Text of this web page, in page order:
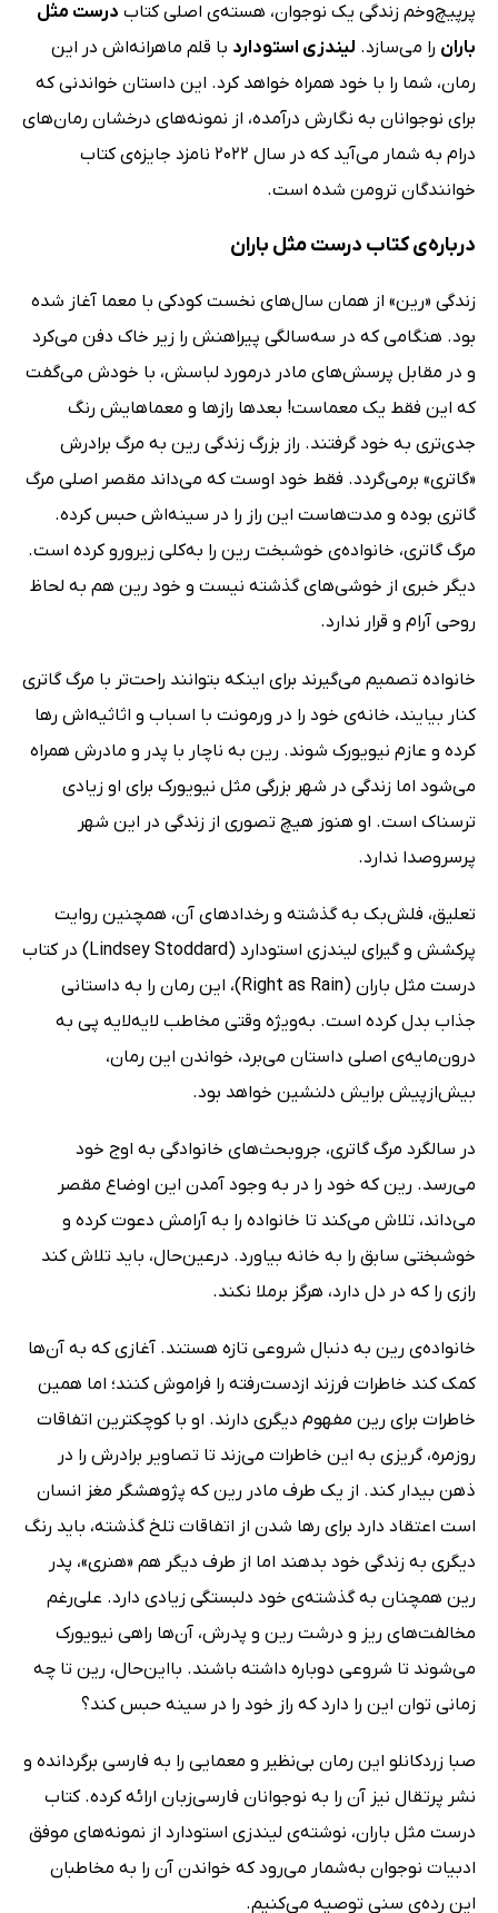
پرپیچ‌و‌خم زندگی یک نوجوان، هسته‌ی اصلی کتاب درست مثل
باران را می‌سازد. لیندزی استودارد با قلم ماهرانه‌‌اش در این
رمان، شما را با خود همراه خواهد کرد. این داستان خواندنی که
برای نوجوانان به نگارش درآمده، از نمونه‌های درخشان رمان‌های
درام به شمار می‌آید که در سال 2022 نامزد جایزه‌ی کتاب
خوانندگان ترومن شده است.
درباره‌ی کتاب درست مثل باران
زندگی «رین» از همان سال‌های نخست کودکی با معما آغاز شده
بود. هنگامی که در سه‌سالگی پیراهنش را زیر خاک دفن می‌کرد
و در مقابل پرسش‌های مادر درمورد لباسش، با خودش می‌گفت
که این فقط یک معماست! بعدها رازها و معماهایش رنگ
جدی‌تری به خود گرفتند. راز بزرگ زندگی رین به مرگ برادرش
«گاتری» برمی‌گردد. فقط خود اوست که می‌داند مقصر اصلی مرگ
گاتری بوده و مدت‌هاست این راز را در سینه‌اش حبس کرده.
مرگ گاتری، خانواده‌ی خوشبخت رین را به‌کلی زیرورو کرده است.
دیگر خبری از خوشی‌های گذشته نیست و خود رین هم به لحاظ
روحی آرام و قرار ندارد.
خانواده تصمیم می‌گیرند برای اینکه بتوانند راحت‌تر با مرگ گاتری
کنار بیایند، خانه‌ی خود را در ورمونت با اسباب و اثاثیه‌‌اش رها
کرده و عازم نیویورک شوند. رین به ناچار با پدر و مادرش همراه
می‌شود اما زندگی در شهر بزرگی مثل نیویورک برای او زیادی
ترسناک است. او هنوز هیچ تصوری از زندگی در این شهر
پرسروصدا ندارد.
تعلیق، فلش‌بک به گذشته و رخدادهای آن، همچنین روایت
پرکشش و گیرای لیندزی استودارد (Lindsey Stoddard) در کتاب
درست مثل باران (Right as Rain)، این رمان را به داستانی
جذاب بدل کرده است. به‌ویژه وقتی مخاطب لایه‌لایه پی به
درون‌مایه‌ی اصلی داستان می‌برد، خواندن این رمان،
بیش‌ازپیش برایش دلنشین خواهد بود.
در سالگرد مرگ گاتری، جروبحث‌های خانوادگی به اوج خود
می‌رسد. رین که خود را در به وجود آمدن این اوضاع مقصر
می‌داند، تلاش می‌کند تا خانواده را به آرامش دعوت کرده و
خوشبختی سابق را به خانه بیاورد. در‌عین‌حال، باید تلاش کند
رازی را که در دل دارد، هرگز برملا نکند.
خانواده‌ی رین به دنبال شروعی تازه هستند. آغازی که به آن‌ها
کمک کند خاطرات فرزند ازدست‌رفته را فراموش کنند؛ اما همین
خاطرات برای رین مفهوم دیگری دارند. او با کوچکترین اتفاقات
روزمره، گریزی به این خاطرات می‌زند تا تصاویر برادرش را در
ذهن بیدار کند. از یک طرف مادر رین که پژوهشگر مغز انسان
است اعتقاد دارد برای رها شدن از اتفاقات تلخ گذشته، باید رنگ
دیگری به زندگی خود بدهند اما از طرف دیگر هم «هنری»، پدر
رین همچنان به گذشته‌ی خود دلبستگی زیادی دارد. علی‌رغم
مخالفت‌های ریز و درشت رین و پدرش، آن‌ها راهی نیویورک
می‌شوند تا شروعی دوباره داشته باشند. بااین‌حال، رین تا چه
زمانی توان این را دارد که راز خود را در سینه حبس کند؟
صبا زردکانلو این رمان بی‌نظیر و معمایی را به فارسی برگردانده و
نشر پرتقال نیز آن را به نوجوانان فارسی‌زبان ارائه کرده. کتاب
درست مثل باران، نوشته‌ی لیندزی استودارد از نمونه‌های موفق
ادبیات نوجوان به‌شمار می‌رود که خواندن آن را به مخاطبان
این رده‌ی سنی توصیه می‌کنیم.